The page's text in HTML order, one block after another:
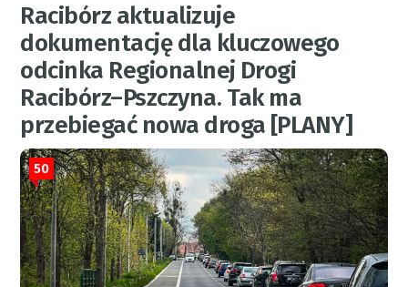
Racibórz aktualizuje
dokumentację dla kluczowego
odcinka Regionalnej Drogi
Racibórz–Pszczyna. Tak ma
przebiegać nowa droga [PLANY]
50